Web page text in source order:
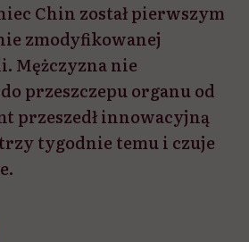
Chin został pierwszym
zmodyfikowanej
Mężczyzna nie
przeszczepu organu od
przeszedł innowacyjną
tygodnie temu i czuje